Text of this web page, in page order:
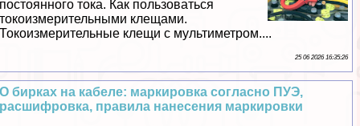
постоянного тока. Как пользоваться
токоизмерительными клещами.
Токоизмерительные клещи с мультиметром....
25 06 2026 16:35:26
О бирках на кабеле: маркировка согласно ПУЭ,
расшифровка, правила нанесения маркировки